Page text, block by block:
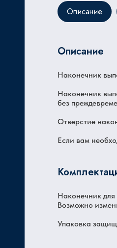
Описание
Описание
Наконечник
Наконечник
без
Отверстие
Если вам
Наконечник для
Возможно
Упаковка